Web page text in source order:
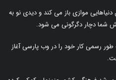
موازی باز می کند و دیدی نو به
شما دچار دگرگونی می شود.
طور رسمی کار خود را در وب پارسی آغاز